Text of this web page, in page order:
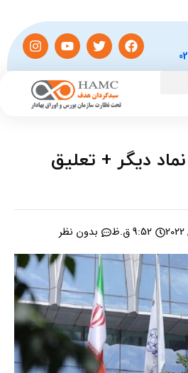
توقف فولاد و 7 نماد دیگر + تعلیق
9:52 ق.ظ بدون نظر